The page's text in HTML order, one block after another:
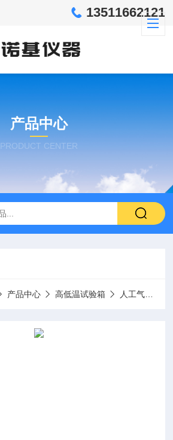
13511662121
产品中心
PRODUCT CENTER
产品中心 高低温试验箱 人工气候箱